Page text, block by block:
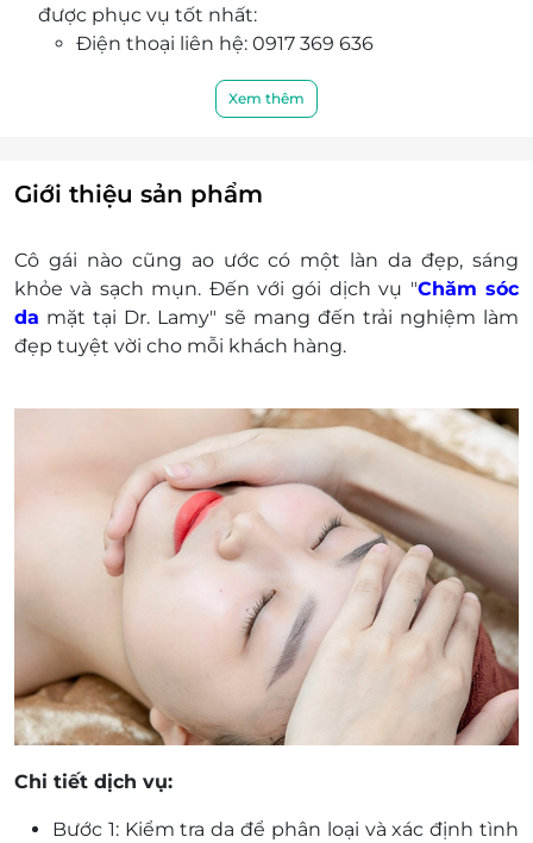
được phục vụ tốt nhất:
Điện thoại liên hệ: 0917 369 636
cho bản thân.
E-Voucher/E-Coupon không có giá trị quy đổi
Không áp dụng đồng thời với chương trình
khuyến mại khác.
Xem thêm
Giới thiệu sản phẩm
Cô gái nào cũng ao ước có một làn da đẹp, sáng
khỏe và sạch mụn. Đến với gói dịch vụ "Chăm sóc
da mặt tại Dr. Lamy" sẽ mang đến trải nghiệm làm
đẹp tuyệt vời cho mỗi khách hàng.
Chi tiết dịch vụ:
Bước 1: Kiểm tra da để phân loại và xác định tình